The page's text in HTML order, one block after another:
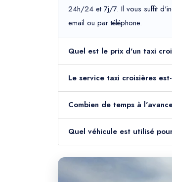
24h/24 et 7j/7. Il vous suffit
email ou par téléphone.
Quel est le prix d'un taxi
Le service taxi croisières
Combien de temps à
Quel véhicule est utilisé